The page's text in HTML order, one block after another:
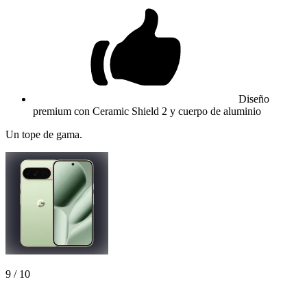
Diseño
premium con Ceramic Shield 2 y cuerpo de aluminio
Un tope de gama.
9 / 10